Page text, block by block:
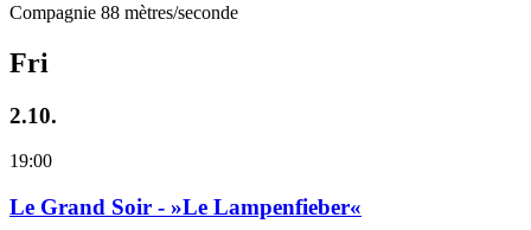
Compagnie 88 mètres/seconde
Fri
2.10.
19:00
Le Grand Soir - »Le Lampenfieber«